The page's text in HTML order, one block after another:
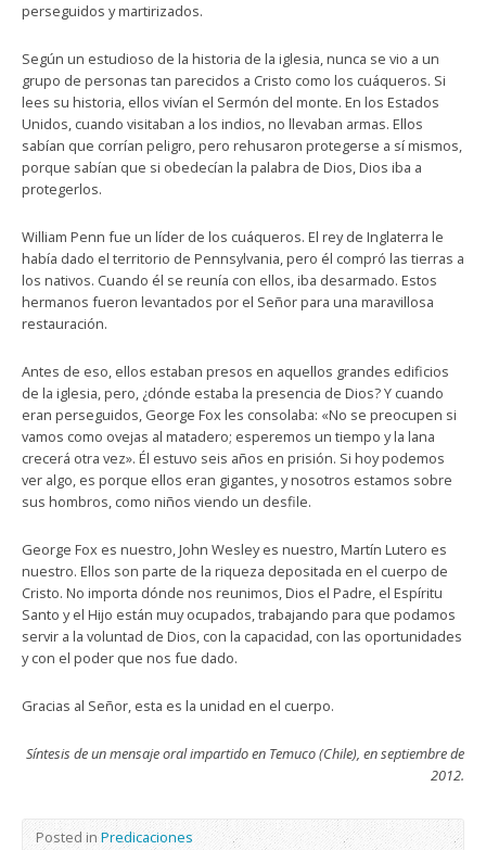
perseguidos y martirizados.
Según un estudioso de la historia de la iglesia, nunca se vio a un
grupo de personas tan parecidos a Cristo como los cuáqueros. Si
lees su historia, ellos vivían el Sermón del monte. En los Estados
Unidos, cuando visitaban a los indios, no llevaban armas. Ellos
sabían que corrían peligro, pero rehusaron protegerse a sí mismos,
porque sabían que si obedecían la palabra de Dios, Dios iba a
protegerlos.
William Penn fue un líder de los cuáqueros. El rey de Inglaterra le
había dado el territorio de Pennsylvania, pero él compró las tierras a
los nativos. Cuando él se reunía con ellos, iba desarmado. Estos
hermanos fueron levantados por el Señor para una maravillosa
restauración.
Antes de eso, ellos estaban presos en aquellos grandes edificios
de la iglesia, pero, ¿dónde estaba la presencia de Dios? Y cuando
eran perseguidos, George Fox les consolaba: «No se preocupen si
vamos como ovejas al matadero; esperemos un tiempo y la lana
crecerá otra vez». Él estuvo seis años en prisión. Si hoy podemos
ver algo, es porque ellos eran gigantes, y nosotros estamos sobre
sus hombros, como niños viendo un desfile.
George Fox es nuestro, John Wesley es nuestro, Martín Lutero es
nuestro. Ellos son parte de la riqueza depositada en el cuerpo de
Cristo. No importa dónde nos reunimos, Dios el Padre, el Espíritu
Santo y el Hijo están muy ocupados, trabajando para que podamos
servir a la voluntad de Dios, con la capacidad, con las oportunidades
y con el poder que nos fue dado.
Gracias al Señor, esta es la unidad en el cuerpo.
Síntesis de un mensaje oral impartido en Temuco (Chile), en septiembre de
2012.
Posted in Predicaciones